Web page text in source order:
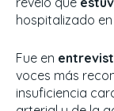
hospitalizado en
Fue en
voces más
insuficiencia